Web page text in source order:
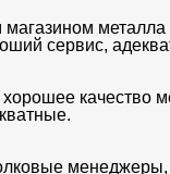
металла
сервис,
качество